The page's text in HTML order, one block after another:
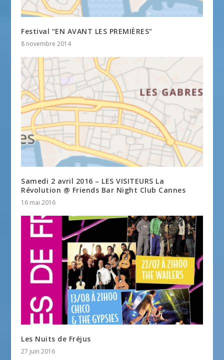
Festival “EN AVANT LES PREMIÈRES”
8 novembre 2014
Samedi 2 avril 2016 – LES VISITEURS La
Révolution @ Friends Bar Night Club Cannes
16 mai 2016
Les Nuits de Fréjus
27 juin 2016